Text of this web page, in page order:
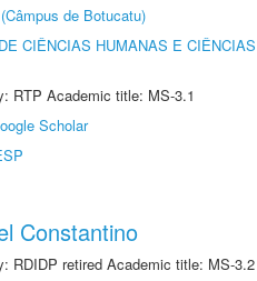
de Botucatu)
CIÊNCIAS HUMANAS E
RTP Academic title: MS-3.1
Scholar
Constantino
RDIDP retired Academic title: MS-3.2